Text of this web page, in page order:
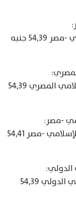
وسجل سعر الدولار في بنك قطر الوطني -مصر 54,39 جنيه
وسجل سعر الدولار في بنك فيصل الإسلامي المصري 54,39
-مصر:
سجل سعر الدولار في مصرف أبوظبي الإسلامي -مصر 54,41
الدولي:
سجل سعر الدولار بالبنك العربي الأفريقي الدولي 54,39